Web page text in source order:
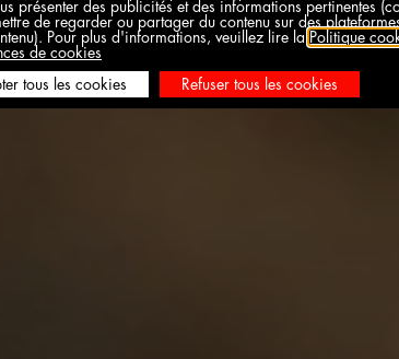
présenter des publicités et des informations pertinentes
de regarder ou partager du contenu sur des
Pour plus d'informations, veuillez lire la Politique
de cookies
tous les cookies Refuser tous les cookies